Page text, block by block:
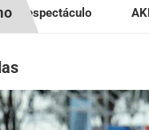
en
AKPS: Intervino la IGJ y